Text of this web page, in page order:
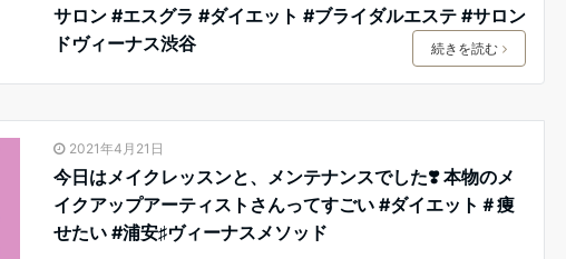
サロン #エスグラ #ダイエット #ブライダルエステ #サロン
ドヴィーナス渋谷
続きを読む
2021年4月21日
今日はメイクレッスンと、メンテナンスでした❣️ 本物のメ
イクアップアーティストさんってすごい #ダイエット＃痩
せたい #浦安♯ヴィーナスメソッド